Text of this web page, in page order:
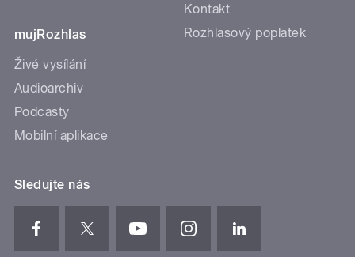
mujRozhlas
Živé vysílání
Audioarchiv
Podcasty
Mobilní aplikace
Kontakt
Rozhlasový poplatek
Sledujte nás